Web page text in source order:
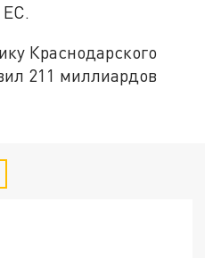
Краснодарского
211 миллиардов